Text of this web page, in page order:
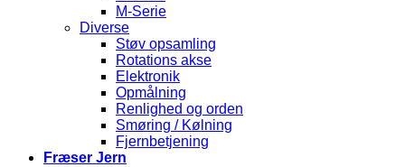
M-Serie
Diverse
Støv opsamling
Rotations akse
Elektronik
Opmålning
Renlighed og orden
Smøring / Kølning
Fjernbetjening
Fræser Jern